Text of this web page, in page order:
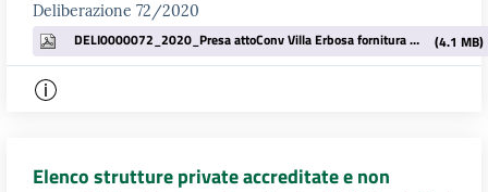
Deliberazione 72/2020
DELI0000072_2020_Presa attoConv Villa Erbosa fornitura emocomp pdf_a.pdf (4.1 MB)
Elenco strutture private accreditate e non